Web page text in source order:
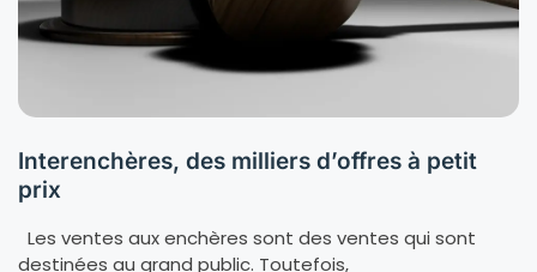
Interenchères, des milliers d’offres à petit
prix
Les ventes aux enchères sont des ventes qui sont
destinées au grand public. Toutefois,